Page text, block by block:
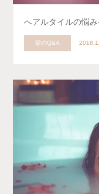
へアルタイルの悩
髪のQ&A